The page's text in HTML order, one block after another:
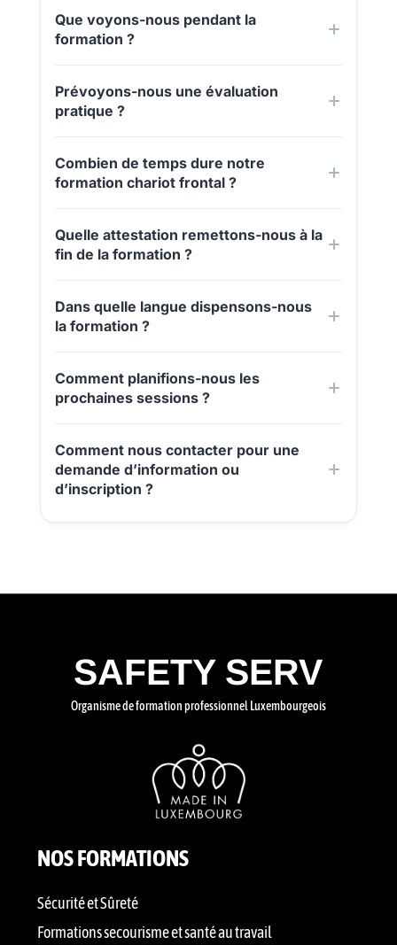
Que voyons-nous pendant la
formation ?
Prévoyons-nous une évaluation
pratique ?
Combien de temps dure notre
formation chariot frontal ?
Quelle attestation remettons-nous à la
fin de la formation ?
Dans quelle langue dispensons-nous
la formation ?
Comment planifions-nous les
prochaines sessions ?
Comment nous contacter pour une
demande d’information ou
d’inscription ?
SAFETY SERV
Organisme de formation professionnel Luxembourgeois
NOS FORMATIONS
Sécurité et Sûreté
Formations secourisme et santé au travail